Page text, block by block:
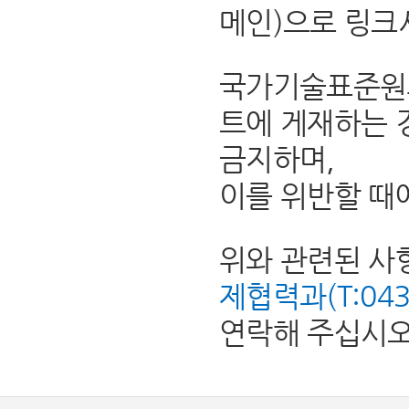
메인)으로 링크
국가기술표준
트에 게재하는
금지하며,
이를 위반할 때
위와 관련된 사
제협력과
연락해 주십시